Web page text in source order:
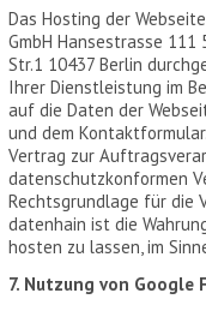
Das Hosting der
GmbH Hansestrasse
Str.1 10437 Berlin
Ihrer Dienstleistung im
auf die Daten der
und dem
Vertrag zur
datenschutzkonformen
Rechtsgrundlage für die
datenhain ist die
hosten zu lassen, im
7. Nutzung von Google